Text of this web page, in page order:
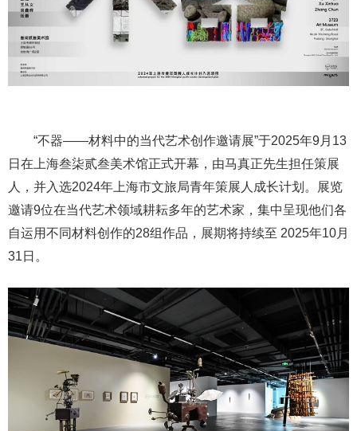
“不器——材料中的当代艺术创作邀请展”于2025年9月13
日在上海叁柒贰叁美术馆正式开幕，由马真正先生担任策展
人，并入选2024年上海市文旅局青年策展人成长计划。展览
邀请9位在当代艺术领域耕耘多年的艺术家，集中呈现他们各
自运用不同材料创作的28组作品，展期将持续至 2025年10月
31日。